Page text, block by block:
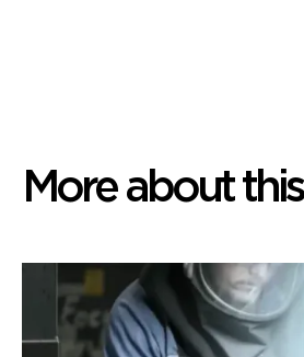
More about this